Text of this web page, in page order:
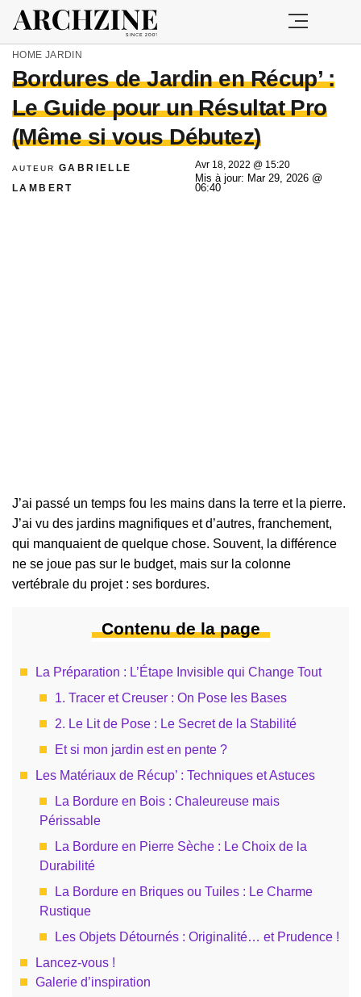
HOME JARDIN
Bordures de Jardin en Récup’ :
Le Guide pour un Résultat Pro
(Même si vous Débutez)
AUTEUR GABRIELLE
LAMBERT
Avr 18, 2022 @ 15:20
Mis à jour: Mar 29, 2026 @
06:40
J’ai passé un temps fou les mains dans la terre et la pierre.
J’ai vu des jardins magnifiques et d’autres, franchement,
qui manquaient de quelque chose. Souvent, la différence
ne se joue pas sur le budget, mais sur la colonne
vertébrale du projet : ses bordures.
Contenu de la page
La Préparation : L’Étape Invisible qui Change Tout
1. Tracer et Creuser : On Pose les Bases
2. Le Lit de Pose : Le Secret de la Stabilité
Et si mon jardin est en pente ?
Les Matériaux de Récup’ : Techniques et Astuces
La Bordure en Bois : Chaleureuse mais
Périssable
La Bordure en Pierre Sèche : Le Choix de la
Durabilité
La Bordure en Briques ou Tuiles : Le Charme
Rustique
Les Objets Détournés : Originalité… et Prudence !
Lancez-vous !
Galerie d’inspiration